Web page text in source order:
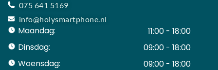
075 641 5169
info@holysmartphone.nl
Maandag:
11:00 - 18:00
Dinsdag:
09:00 - 18:00
Woensdag:
09:00 - 18:00